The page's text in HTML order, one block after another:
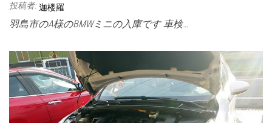
投稿者: 迦楼羅
羽島市のA様のBMWミニの入庫です 車検…